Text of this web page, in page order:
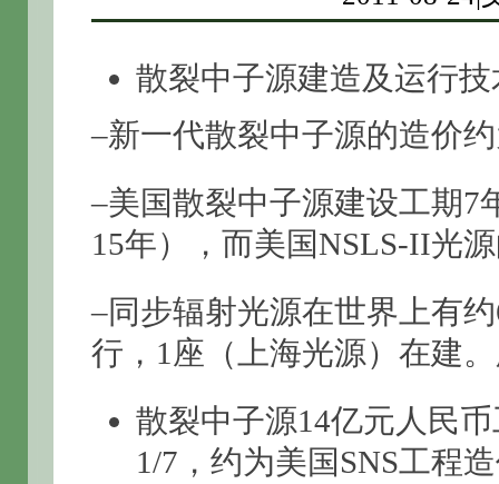
散裂中子源建造及运行
–新一代散裂中子源的造价
–美国散裂中子源建设工期7
15年），而美国NSLS-II光
–同步辐射光源在世界上有
行，1座（上海光源）在建
散裂中子源14亿元人民
1/7，约为美国SNS工程